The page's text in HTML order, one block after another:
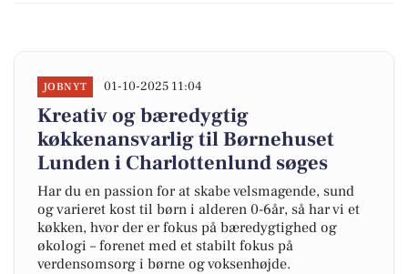
JOBNYT 01-10-2025 11:04
Kreativ og bæredygtig
køkkenansvarlig til Børnehuset
Lunden i Charlottenlund søges
Har du en passion for at skabe velsmagende, sund
og varieret kost til børn i alderen 0-6år, så har vi et
køkken, hvor der er fokus på bæredygtighed og
økologi – forenet med et stabilt fokus på
verdensomsorg i børne og voksenhøjde.